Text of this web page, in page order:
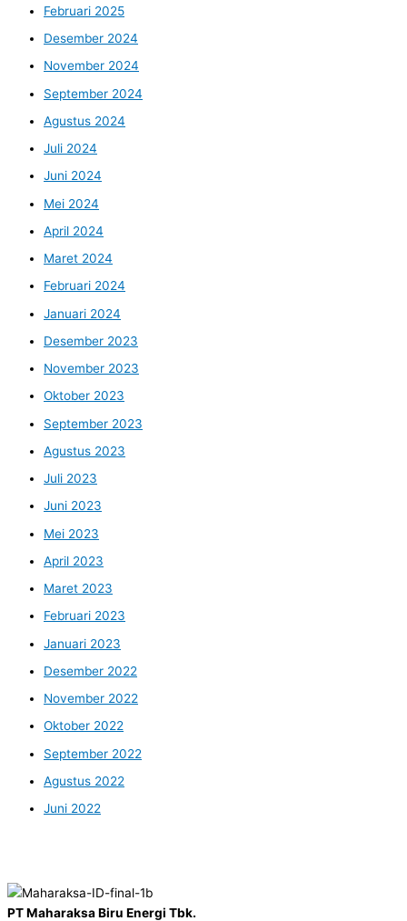
Februari 2025
Desember 2024
November 2024
September 2024
Agustus 2024
Juli 2024
Juni 2024
Mei 2024
April 2024
Maret 2024
Februari 2024
Januari 2024
Desember 2023
November 2023
Oktober 2023
September 2023
Agustus 2023
Juli 2023
Juni 2023
Mei 2023
April 2023
Maret 2023
Februari 2023
Januari 2023
Desember 2022
November 2022
Oktober 2022
September 2022
Agustus 2022
Juni 2022
PT Maharaksa Biru Energi Tbk.